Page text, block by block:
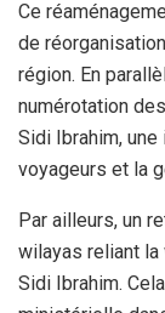
Ce
de
région. En
numérotation
Sidi Ibrahim,
voyageurs et la
Par ailleurs, un
wilayas reliant la
Sidi Ibrahim.